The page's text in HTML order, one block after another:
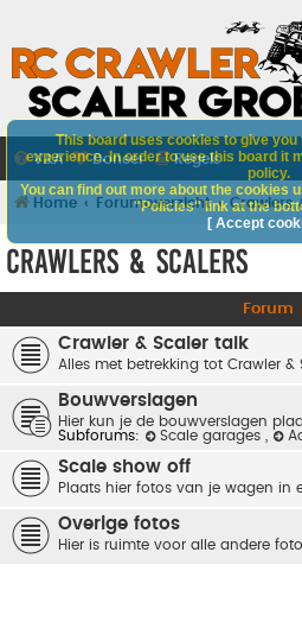
V&A Doneer Regels
Home Forumoverzicht Crawlers
Crawlers & Scalers
Forum
Crawler & Scaler talk
Alles met betrekking tot Crawler &
Bouwverslagen
Hier kun je de bouwverslagen
Subforums:
Scale garages
Scale show off
Plaats hier fotos van je wagen in
Overige fotos
Hier is ruimte voor alle andere
This board uses cookies to give
experience. In order to use this board it
policy.
You can find out more about the cookies
"Policies" link at the
[ Accept